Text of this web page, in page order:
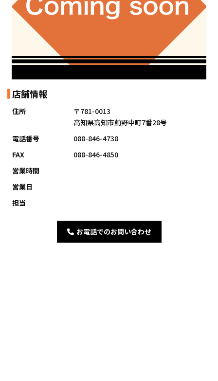
店舗情報
住所
〒781-0013
高知県高知市薊野中町7番28号
電話番号
088-846-4738
FAX
088-846-4850
営業時間
営業日
担当
お電話でのお問い合わせ